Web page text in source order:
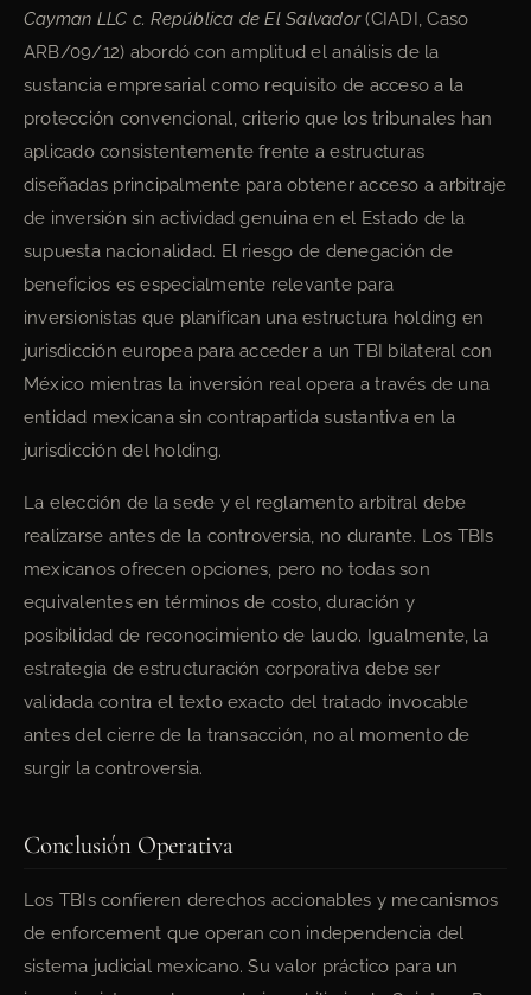
Cayman LLC c. República de El Salvador(CIADI, Caso
ARB/09/12) abordó con amplitud el análisis de la
sustancia empresarial como requisito de acceso a la
protección convencional, criterio que los tribunales han
aplicado consistentemente frente a estructuras
diseñadas principalmente para obtener acceso a arbitraje
de inversión sin actividad genuina en el Estado de la
supuesta nacionalidad. El riesgo de denegación de
beneficios es especialmente relevante para
inversionistas que planifican una estructura holding en
jurisdicción europea para acceder a un TBI bilateral con
México mientras la inversión real opera a través de una
entidad mexicana sin contrapartida sustantiva en la
jurisdicción del holding.
La elección de la sede y el reglamento arbitral debe
realizarse antes de la controversia, no durante. Los TBIs
mexicanos ofrecen opciones, pero no todas son
equivalentes en términos de costo, duración y
posibilidad de reconocimiento de laudo. Igualmente, la
estrategia de estructuración corporativa debe ser
validada contra el texto exacto del tratado invocable
antes del cierre de la transacción, no al momento de
surgir la controversia.
Conclusión Operativa
Los TBIs confieren derechos accionables y mecanismos
de enforcement que operan con independencia del
sistema judicial mexicano. Su valor práctico para un